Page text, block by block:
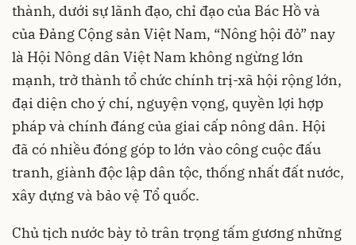
thành, dưới sự lãnh đạo, chỉ đạo của Bác Hồ và
của Đảng Cộng sản Việt Nam, “Nông hội đỏ” nay
là Hội Nông dân Việt Nam không ngừng lớn
mạnh, trở thành tổ chức chính trị-xã hội rộng lớn,
đại diện cho ý chí, nguyện vọng, quyền lợi hợp
pháp và chính đáng của giai cấp nông dân. Hội
đã có nhiều đóng góp to lớn vào công cuộc đấu
tranh, giành độc lập dân tộc, thống nhất đất nước,
xây dựng và bảo vệ Tổ quốc.
Chủ tịch nước bày tỏ trân trọng tấm gương những